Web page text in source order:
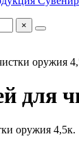
×
оружия
для